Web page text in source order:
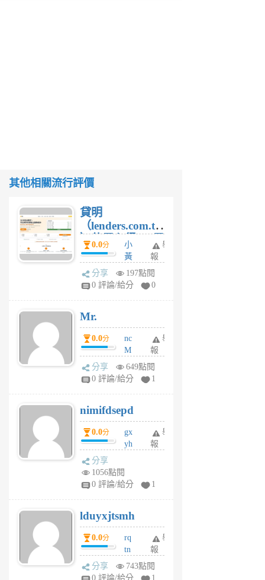
其他相關流行評價
貸明
（lenders.com.tw
）使用心得 — 民
間貸款比較平台
體驗
0.0分
小
黃
蜂
1
舉
報
分享
197點閱
0 評論/給分
0
Mr.
0.0分
nc
M
U
F
U
5
個
月
舉
報
分享
649點閱
0 評論/給分
1
nimifdsepd
0.0分
gx
yh
jl
月
前
舉
報
分享
1056點閱
0 評論/給分
1
lduyxjtsmh
0.0分
rq
tn
jt
gl
舉
報
分享
743點閱
0 評論/給分
1